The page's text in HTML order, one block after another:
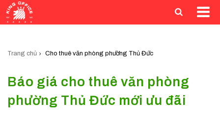
Trang chủ Cho thuê văn phòng phường Thủ Đức
Báo giá cho thuê văn phòng
phường Thủ Đức mới ưu đãi